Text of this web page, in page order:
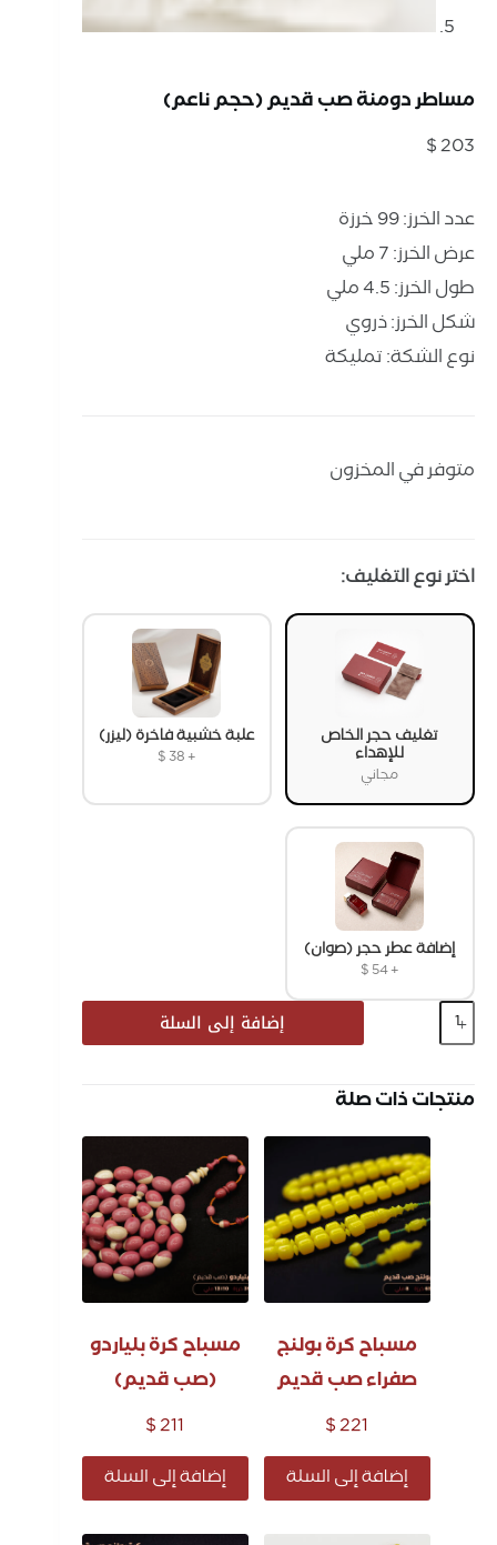
مساطر دومنة صب قديم (حجم ناعم)
$203
عدد الخرز: 99 خرزة
عرض الخرز: 7 ملي
طول الخرز: 4.5 ملي
شكل الخرز: ذروي
نوع الشكة: تمليكة
متوفر في المخزون
اختر نوع التغليف:
تغليف حجر الخاص
للإهداء
مجاني
علبة خشبية فاخرة (ليزر)
+
$38
إضافة عطر حجر (صوان)
+
$54
إضافة إلى السلة
منتجات ذات صلة
مسباح كرة بولنج
صفراء صب قديم
$221
إضافة إلى السلة
مسباح كرة بلياردو
(صب قديم)
$211
إضافة إلى السلة